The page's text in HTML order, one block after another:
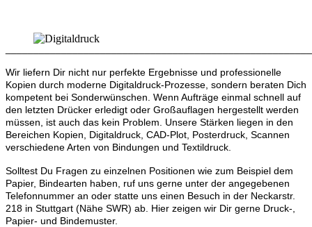
Wir liefern Dir nicht nur perfekte Ergebnisse und professionelle
Kopien durch moderne Digitaldruck-Prozesse, sondern beraten Dich
kompetent bei Sonderwünschen. Wenn Aufträge einmal schnell auf
den letzten Drücker erledigt oder Großauflagen hergestellt werden
müssen, ist auch das kein Problem. Unsere Stärken liegen in den
Bereichen Kopien, Digitaldruck, CAD-Plot, Posterdruck, Scannen
verschiedene Arten von Bindungen und Textildruck.
Solltest Du Fragen zu einzelnen Positionen wie zum Beispiel dem
Papier, Bindearten haben, ruf uns gerne unter der angegebenen
Telefonnummer an oder statte uns einen Besuch in der Neckarstr.
218 in Stuttgart (Nähe SWR) ab. Hier zeigen wir Dir gerne Druck-,
Papier- und Bindemuster.